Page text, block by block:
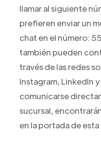
llamar al siguiente
prefieren enviar un
chat en el número:
también pueden
través de las redes
Instagram, LinkedIn
comunicarse
sucursal,
en la portada de esta